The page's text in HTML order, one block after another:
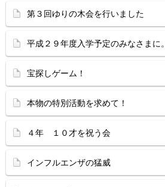
第３回ゆりの木会を行いました
平成２９年度入学予定のみなさまに。
宝探しゲーム！
本物の特別活動を求めて！
４年 １０才を祝う会
インフルエンザの猛威